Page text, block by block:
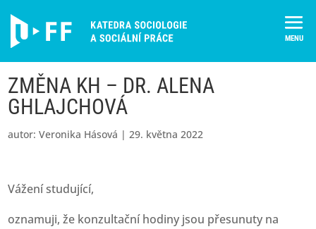
content
ZMĚNA KH – DR. ALENA
GHLAJCHOVÁ
autor:Veronika Hásová |29. května 2022
Vážení studující,
oznamuji, že konzultační hodiny jsou přesunuty na